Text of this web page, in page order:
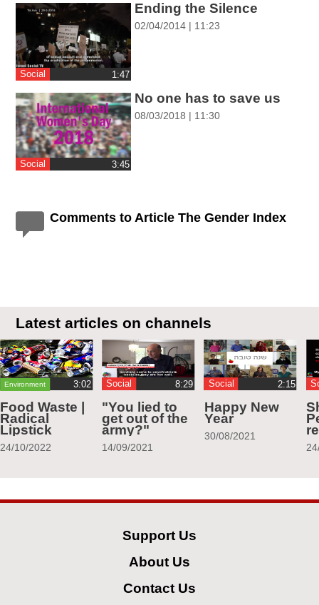
Social ‎1:47
Ending the Silence
02/04/2014 | 11:23
Social ‎3:45
No one has to save us
08/03/2018 | 11:30
Comments to Article The Gender Index
Latest articles on channels
Environment ‏3:02
Food Waste |
Radical
Lipstick
24/10/2022
Social
"You lied to
get out of the
army?"
14/09/2021
Social ‏2:15
Happy New
Year
30/08/2021
Support Us
About Us
Contact Us